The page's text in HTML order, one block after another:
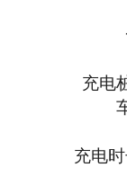
充电
充电